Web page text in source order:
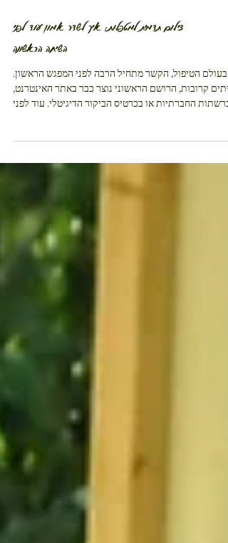
השיחה הראשונה
בעולם הטיפול, הקשר מתחיל הרבה לפני המפגש הראשון.
ברשתות החברתיות או בכרטיס הביקור הדיגיטלי. עוד לפני
שיטות העבודה, הם מביטים בתמונה ושואלים את עצמם
שאלה אחת פשוטה: האם ארגיש בטוח לפנות אליה? לכן,
צילום תדמית למטפלות הוא הרבה יותר מתמונה יפה. הוא
כלי ליצירת חיבור, אמון ותחושת ביטחון. אמון נוצר דרך
אותנטיות מטופלים מחפשים אדם אמיתי שיוכל להכיל,
להקשיב וללוות אותם. תמונות שנראות